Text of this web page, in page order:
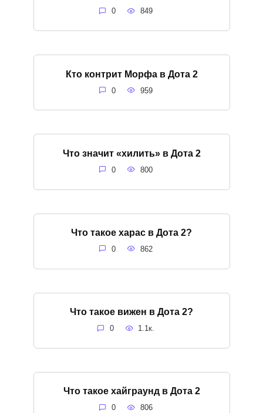
0 849
Кто контрит Морфа в Дота 2
0 959
Что значит «хилить» в Дота 2
0 800
Что такое харас в Дота 2?
0 862
Что такое вижен в Дота 2?
0 1.1к.
Что такое хайграунд в Дота 2
0 806